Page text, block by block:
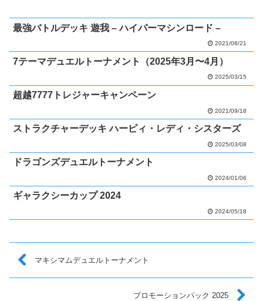
最強バトルデッキ 遊我 – ハイパーマシンロード –
2021/08/21
7テーマデュエルトーナメント（2025年3月〜4月）
2025/03/15
超越7777トレジャーキャンペーン
2021/09/18
ストラクチャーデッキ ハーピィ・レディ・シスターズ
2025/03/08
ドラゴンズデュエルトーナメント
2024/01/06
ギャラクシーカップ 2024
2024/05/18
マキシマムデュエルトーナメント
プロモーションパック 2025